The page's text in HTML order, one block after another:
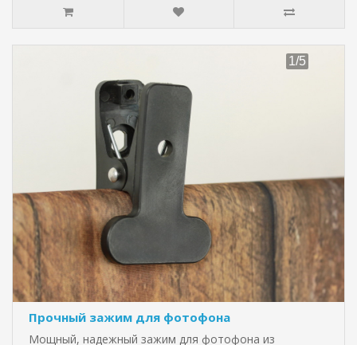
Прочный зажим для фотофона
Мощный, надежный зажим для фотофона из